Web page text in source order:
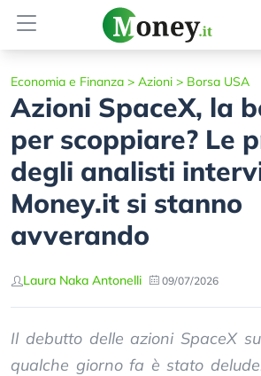
Economia e Finanza > Azioni > Borsa USA
Azioni SpaceX, la
per scoppiare? Le
degli analisti
Money.it si stanno
avverando
Laura Naka Antonelli 09/07/2026
Il debutto delle azioni SpaceX
qualche giorno fa è stato